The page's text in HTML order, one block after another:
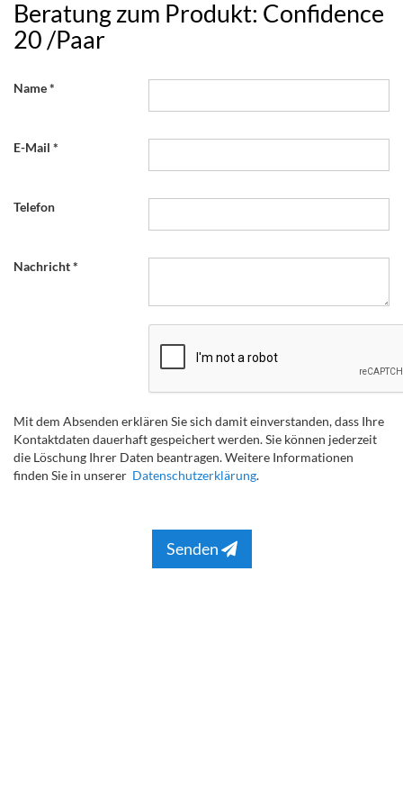
Beratung zum Produkt: Confidence
20 /Paar
Name
E-Mail
Telefon
Nachricht
Mit dem Absenden erklären Sie sich damit einverstanden, dass Ihre
Kontaktdaten dauerhaft gespeichert werden. Sie können jederzeit
die Löschung Ihrer Daten beantragen. Weitere Informationen
finden Sie in unserer Datenschutzerklärung.
Senden